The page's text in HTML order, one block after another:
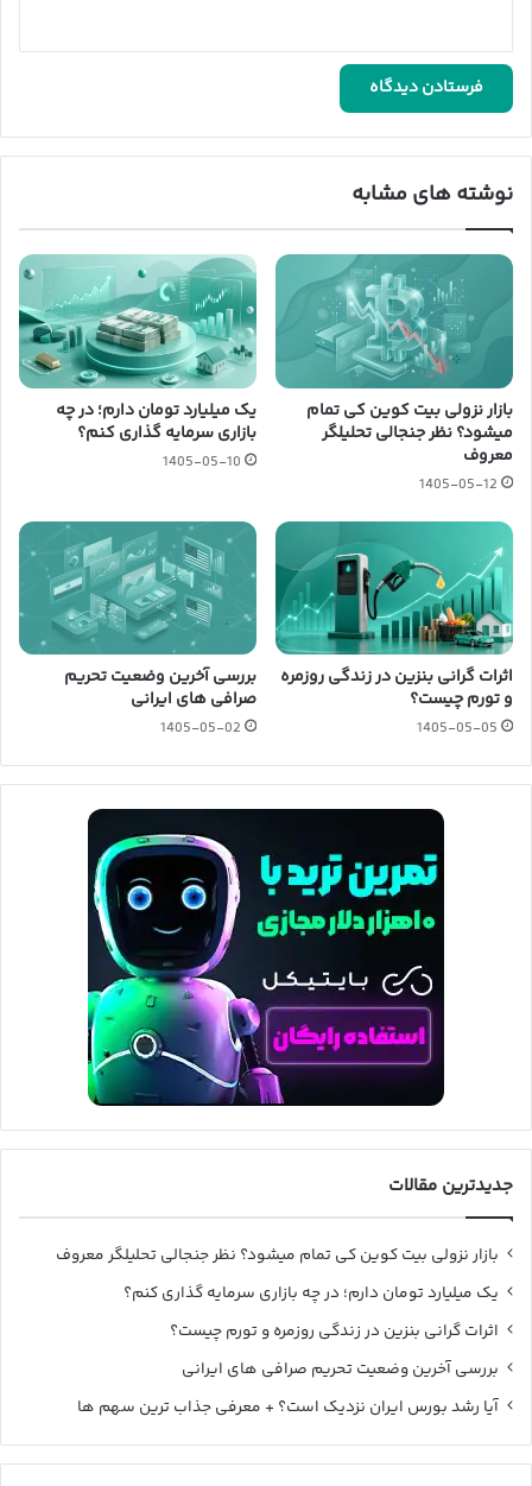
نوشته های مشابه
بازار نزولی بیت کوین کی تمام
میشود؟ نظر جنجالی تحلیلگر
معروف
1405-05-12
یک میلیارد تومان دارم؛ در چه
بازاری سرمایه گذاری کنم؟
1405-05-10
اثرات گرانی بنزین در زندگی روزمره
و تورم چیست؟
1405-05-05
بررسی آخرین وضعیت تحریم
صرافی های ایرانی
1405-05-02
جدیدترین مقالات
بازار نزولی بیت کوین کی تمام میشود؟ نظر جنجالی تحلیلگر معروف
یک میلیارد تومان دارم؛ در چه بازاری سرمایه گذاری کنم؟
اثرات گرانی بنزین در زندگی روزمره و تورم چیست؟
بررسی آخرین وضعیت تحریم صرافی های ایرانی
آیا رشد بورس ایران نزدیک است؟ + معرفی جذاب ترین سهم ها